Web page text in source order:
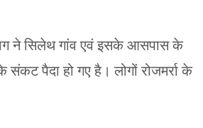
ने सिलेथ गांव एवं इसके आसपास के
पैदा हो गए है। लोगों रोजमर्रा के